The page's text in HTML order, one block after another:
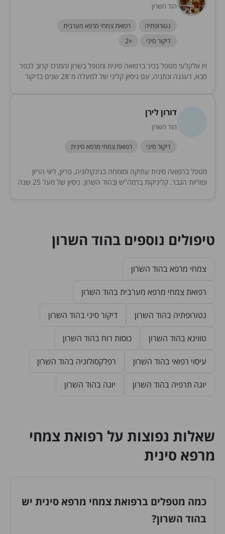
הוד השרון
נטורופתיה
רפואת צמחי מרפא מערבית
דיקור סיני
+2
זיו אלקלעי מטפל בכיר ברפואה סינית ומטפל בשרון והמרכז קרוב לכפר
סבא, רעננה ונתניה, עם ניסיון קליני של למעלה מ־28 שנים בדיקור
דורון לירן
הוד השרון
דיקור סיני רפואת צמחי מרפא סינית
מטפל ברפואה סינית עתיקה ומומחה בגינקולוגיה, פריון, ליווי הריון
ופוריות הגבר. קליניקות ברמה"ש ובהוד השרון. ניסיון של מעל 25 שנה
טיפולים נוספים בהוד השרון
צמחי מרפא בהוד השרון
רפואת צמחי מרפא מערבית בהוד השרון
נטורופתיה בהוד השרון דיקור סיני בהוד השרון
טווינא בהוד השרון כוסות רוח בהוד השרון
עיסוי רפואי בהוד השרון רפלקסולוגיה בהוד השרון
יוגה תרפיה בהוד השרון יוגה בהוד השרון
שאלות נפוצות על רפואת צמחי
מרפא סינית
כמה מטפלים ברפואת צמחי מרפא סינית יש
בהוד השרון?